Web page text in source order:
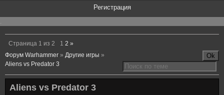
Регистрация
.
Страница 1 из 2 1 2 »
Форум Warhammer » Другие игры »
Aliens vs Predator 3
Aliens vs Predator 3